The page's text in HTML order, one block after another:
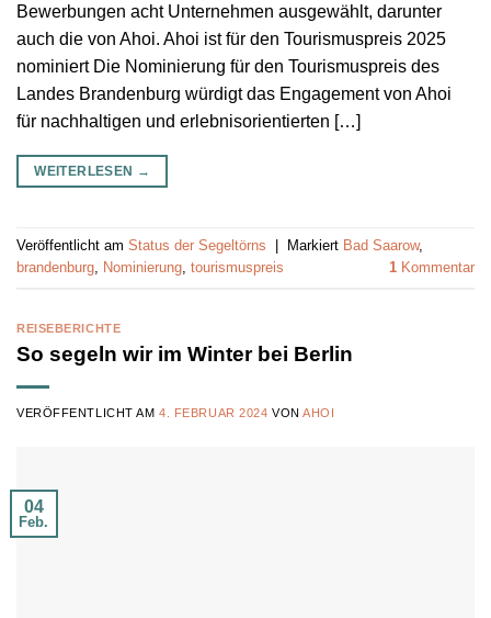
Bewerbungen acht Unternehmen ausgewählt, darunter
auch die von Ahoi. Ahoi ist für den Tourismuspreis 2025
nominiert Die Nominierung für den Tourismuspreis des
Landes Brandenburg würdigt das Engagement von Ahoi
für nachhaltigen und erlebnisorientierten […]
WEITERLESEN →
Veröffentlicht am Status der Segeltörns Markiert Bad Saarow,
brandenburg, Nominierung, tourismuspreis 1 Kommentar
REISEBERICHTE
So segeln wir im Winter bei Berlin
VERÖFFENTLICHT AM4. FEBRUAR 2024 VONAHOI
04
Feb.